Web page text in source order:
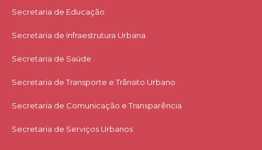
Secretaria de Educação
Secretaria de Infraestrutura Urbana
Secretaria de Saúde
Secretaria de Transporte e Trânsito Urbano
Secretaria de Comunicação e Transparência
Secretaria de Serviços Urbanos